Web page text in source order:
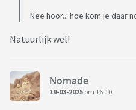
Nee hoor... hoe kom je daar
Natuurlijk wel!
Nomade
19-03-2025 om 16:10